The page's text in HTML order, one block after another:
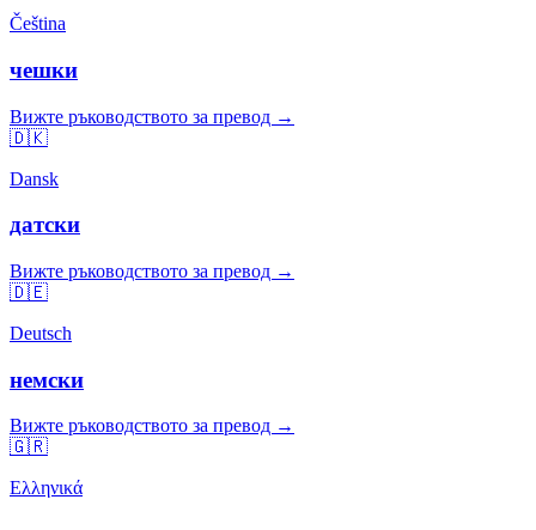
Čeština
чешки
Вижте ръководството за превод →
🇩🇰
Dansk
датски
Вижте ръководството за превод →
🇩🇪
Deutsch
немски
Вижте ръководството за превод →
🇬🇷
Ελληνικά